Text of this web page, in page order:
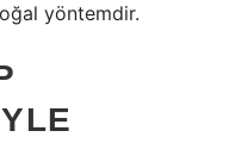
yöntemdir.